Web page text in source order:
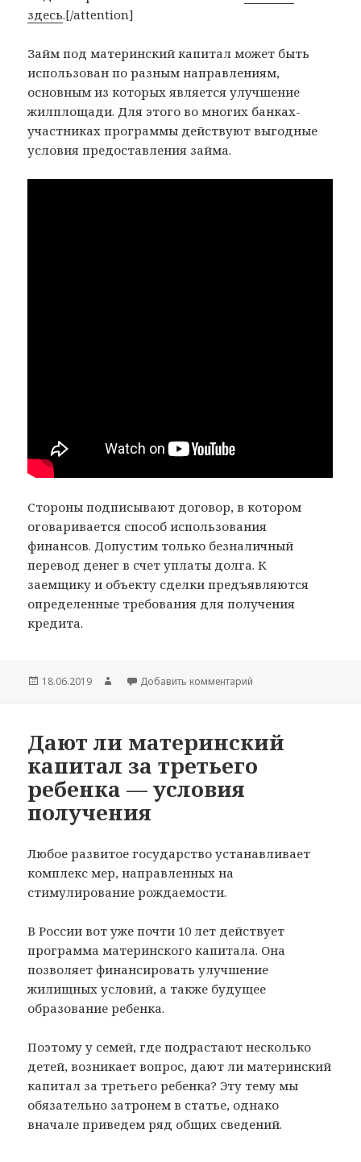
здесь.[/attention]
Займ под материнский капитал может быть
использован по разным направлениям,
основным из которых является улучшение
жилплощади. Для этого во многих банках-
участниках программы действуют выгодные
условия предоставления займа.
Стороны подписывают договор, в котором
оговаривается способ использования
финансов. Допустим только безналичный
перевод денег в счет уплаты долга. К
заемщику и объекту сделки предъявляются
определенные требования для получения
кредита.
Опубликовано
18.06.2019 АвторДобавить комментарий
Дают ли материнский
капитал за третьего
ребенка — условия
получения
Любое развитое государство устанавливает
комплекс мер, направленных на
стимулирование рождаемости.
В России вот уже почти 10 лет действует
программа материнского капитала. Она
позволяет финансировать улучшение
жилищных условий, а также будущее
образование ребенка.
Поэтому у семей, где подрастают несколько
детей, возникает вопрос, дают ли материнский
капитал за третьего ребенка? Эту тему мы
обязательно затронем в статье, однако
вначале приведем ряд общих сведений.